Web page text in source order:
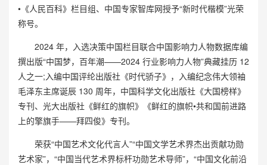
•《人民百科》栏目组、中国专家智库网授予“新时代楷模”光荣
称号。
2024 年，入选决策中国栏目联合中国影响力人物数据库编
撰出版“中国梦，百年潮——2024 行业影响力人物”典藏挂历 12
人之一;入编中国评纶出版社《时代骄子》，入编纪念伟大领袖
毛泽东主席诞辰 130 周年，中国科学文化出版社《大国榜样》
专刊、光大出版社《鲜红的旗帜》《鲜红的旗帜•共和国前进路
上的擎旗手——拜四俊》专刊。
荣获“中国艺术文化代言人”“中国文学艺术界杰出贡献功勋
艺术家”，“中国当代艺术界标杆功勋艺术导师”，“中国文化前沿